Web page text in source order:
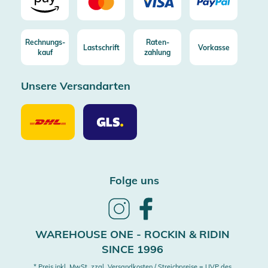
Rechnungs-
kauf
Lastschrift
Raten-
zahlung
Vorkasse
Unsere Versandarten
Unsere
Versandarten
DHL
Unsere
Versandarten
GLS
Folge uns
Follow
InstagramFacebook
WAREHOUSE ONE - ROCKIN & RIDIN
SINCE 1996